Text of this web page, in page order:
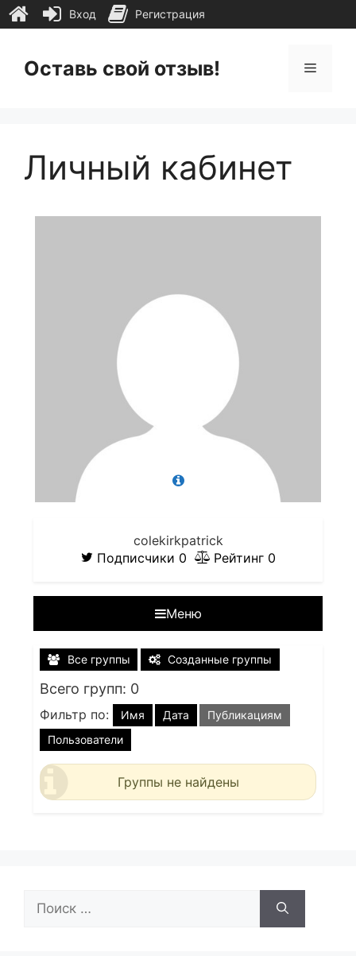
содержимому
Оставь свой отзыв! Меню
Личный кабинет
colekirkpatrick
Подписчики 0 Рейтинг 0
Меню
Все группы Созданные группы
Всего групп: 0
Фильтр по: Имя Дата
Публикациям
Пользователи
Группы не найдены
Вход Регистрация